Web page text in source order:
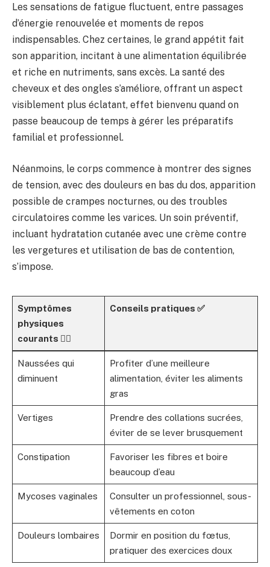
Les sensations de fatigue fluctuent, entre passages
d’énergie renouvelée et moments de repos
indispensables. Chez certaines, le grand appétit fait
son apparition, incitant à une alimentation équilibrée
et riche en nutriments, sans excès. La santé des
cheveux et des ongles s’améliore, offrant un aspect
visiblement plus éclatant, effet bienvenu quand on
passe beaucoup de temps à gérer les préparatifs
familial et professionnel.
Néanmoins, le corps commence à montrer des signes
de tension, avec des douleurs en bas du dos, apparition
possible de crampes nocturnes, ou des troubles
circulatoires comme les varices. Un soin préventif,
incluant hydratation cutanée avec une crème contre
les vergetures et utilisation de bas de contention,
s’impose.
Symptômes
physiques
courants 👩‍⚕️
Conseils pratiques ✅
Naussées qui
diminuent
Profiter d’une meilleure
alimentation, éviter les aliments
gras
Vertiges
Prendre des collations sucrées,
éviter de se lever brusquement
Constipation
Favoriser les fibres et boire
beaucoup d’eau
Mycoses vaginales
Consulter un professionnel, sous-
vêtements en coton
Douleurs lombaires
Dormir en position du fœtus,
pratiquer des exercices doux